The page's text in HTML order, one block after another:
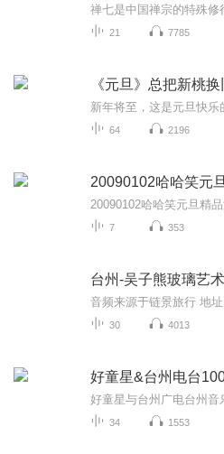
21 7785
《元旦》总把新桃
新年将至，这是元旦快乐
64 2196
20090102哈哈笑元
20090102哈哈笑元旦精
7 353
台州-吴子熊玻璃艺
30 4013
好童星&台州电台
34 1553